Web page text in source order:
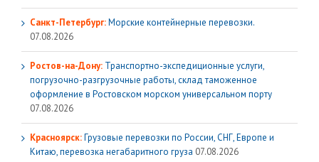
Санкт-Петербург:Морские контейнерные перевозки.
07.08.2026
Ростов-на-Дону: Транспортно-экспедиционные услуги,
погрузочно-разгрузочные работы, склад таможенное
оформление в Ростовском морском универсальном порту
07.08.2026
Красноярск:Грузовые перевозки по России, СНГ, Европе и
Китаю, перевозка негабаритного груза 07.08.2026